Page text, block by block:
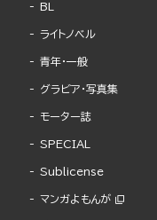
BL
ライトノベル
青年・一般
グラビア・写真集
モーター誌
SPECIAL
Sublicense
マンガよもんが